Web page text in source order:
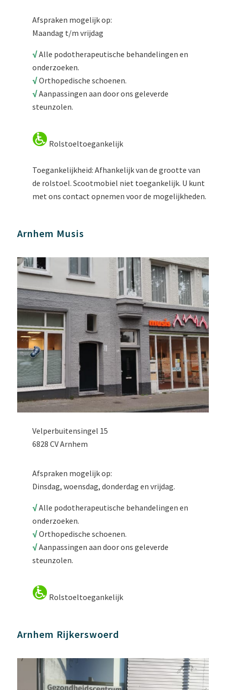
Afspraken mogelijk op:
Maandag t/m vrijdag
√Alle podotherapeutische behandelingen en
onderzoeken.
√Orthopedische schoenen.
√Aanpassingen aan door ons geleverde
steunzolen.
Rolstoeltoegankelijk
Toegankelijkheid: Afhankelijk van de grootte van
de rolstoel. Scootmobiel niet toegankelijk. U kunt
met ons contact opnemen voor de mogelijkheden.
Arnhem Musis
Velperbuitensingel 15
6828 CV Arnhem
Afspraken mogelijk op:
Dinsdag, woensdag, donderdag en vrijdag.
√Alle podotherapeutische behandelingen en
onderzoeken.
√Orthopedische schoenen.
√Aanpassingen aan door ons geleverde
steunzolen.
Rolstoeltoegankelijk
Arnhem Rijkerswoerd